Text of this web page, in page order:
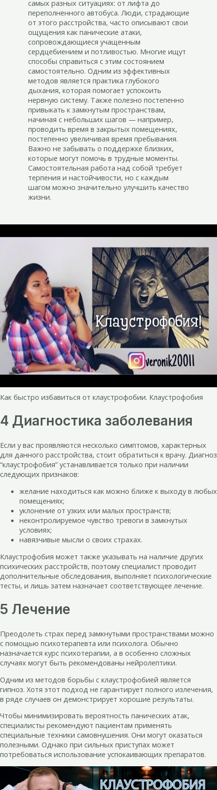
самых разных ситуациях: от лифта до
переполненного автобуса. Люди, страдающие
от этого расстройства, часто описывают свои
ощущения как панические атаки,
сопровождающиеся учащенным
сердцебиением и потливостью. Многие ищут
способы справиться с этим состоянием
самостоятельно. Одним из эффективных
методов является практика глубокого
дыхания, которая помогает успокоить
нервную систему. Также полезно постепенно
привыкать к замкнутым пространствам,
начиная с небольших шагов — например,
проводить время в закрытых помещениях,
постепенно увеличивая время пребывания.
Важно не забывать о поддержке близких,
которые могут помочь в трудные моменты.
Самостоятельная работа над собой требует
терпения и настойчивости, но с каждым
шагом можно значительно улучшить качество
жизни.
Как быстро избавиться от клаустрофобии. Клаустрофобия
4 Диагностика заболевания
Если у вас проявляются несколько симптомов, характерных
для данного расстройства, стоит обратиться к врачу. Диагноз
“клаустрофобия” устанавливается только при наличии
следующих признаков:
желание находиться как можно ближе к выходу в любых
помещениях;
уклонение от узких или малых пространств;
неконтролируемое чувство тревоги в замкнутых
условиях;
навязчивые мысли о своих страхах.
Клаустрофобия может также указывать на наличие других
психических расстройств, поэтому специалист проводит
дополнительные обследования, выполняет психологические
тесты, и лишь затем назначает соответствующее лечение.
5 Лечение
Преодолеть страх перед замкнутыми пространствами можно
с помощью психотерапевта или психолога. Обычно
назначается курс психотерапии, а в особенно сложных
случаях могут быть рекомендованы нейролептики.
Одним из методов борьбы с клаустрофобией является
гипноз. Хотя этот подход не гарантирует полного излечения,
в ряде случаев он демонстрирует хорошие результаты.
Чтобы минимизировать вероятность панических атак,
специалисты рекомендуют пациентам применять
специальные техники самовнушения. Они могут оказаться
полезными. Однако при сильных приступах может
потребоваться использование успокаивающих препаратов.